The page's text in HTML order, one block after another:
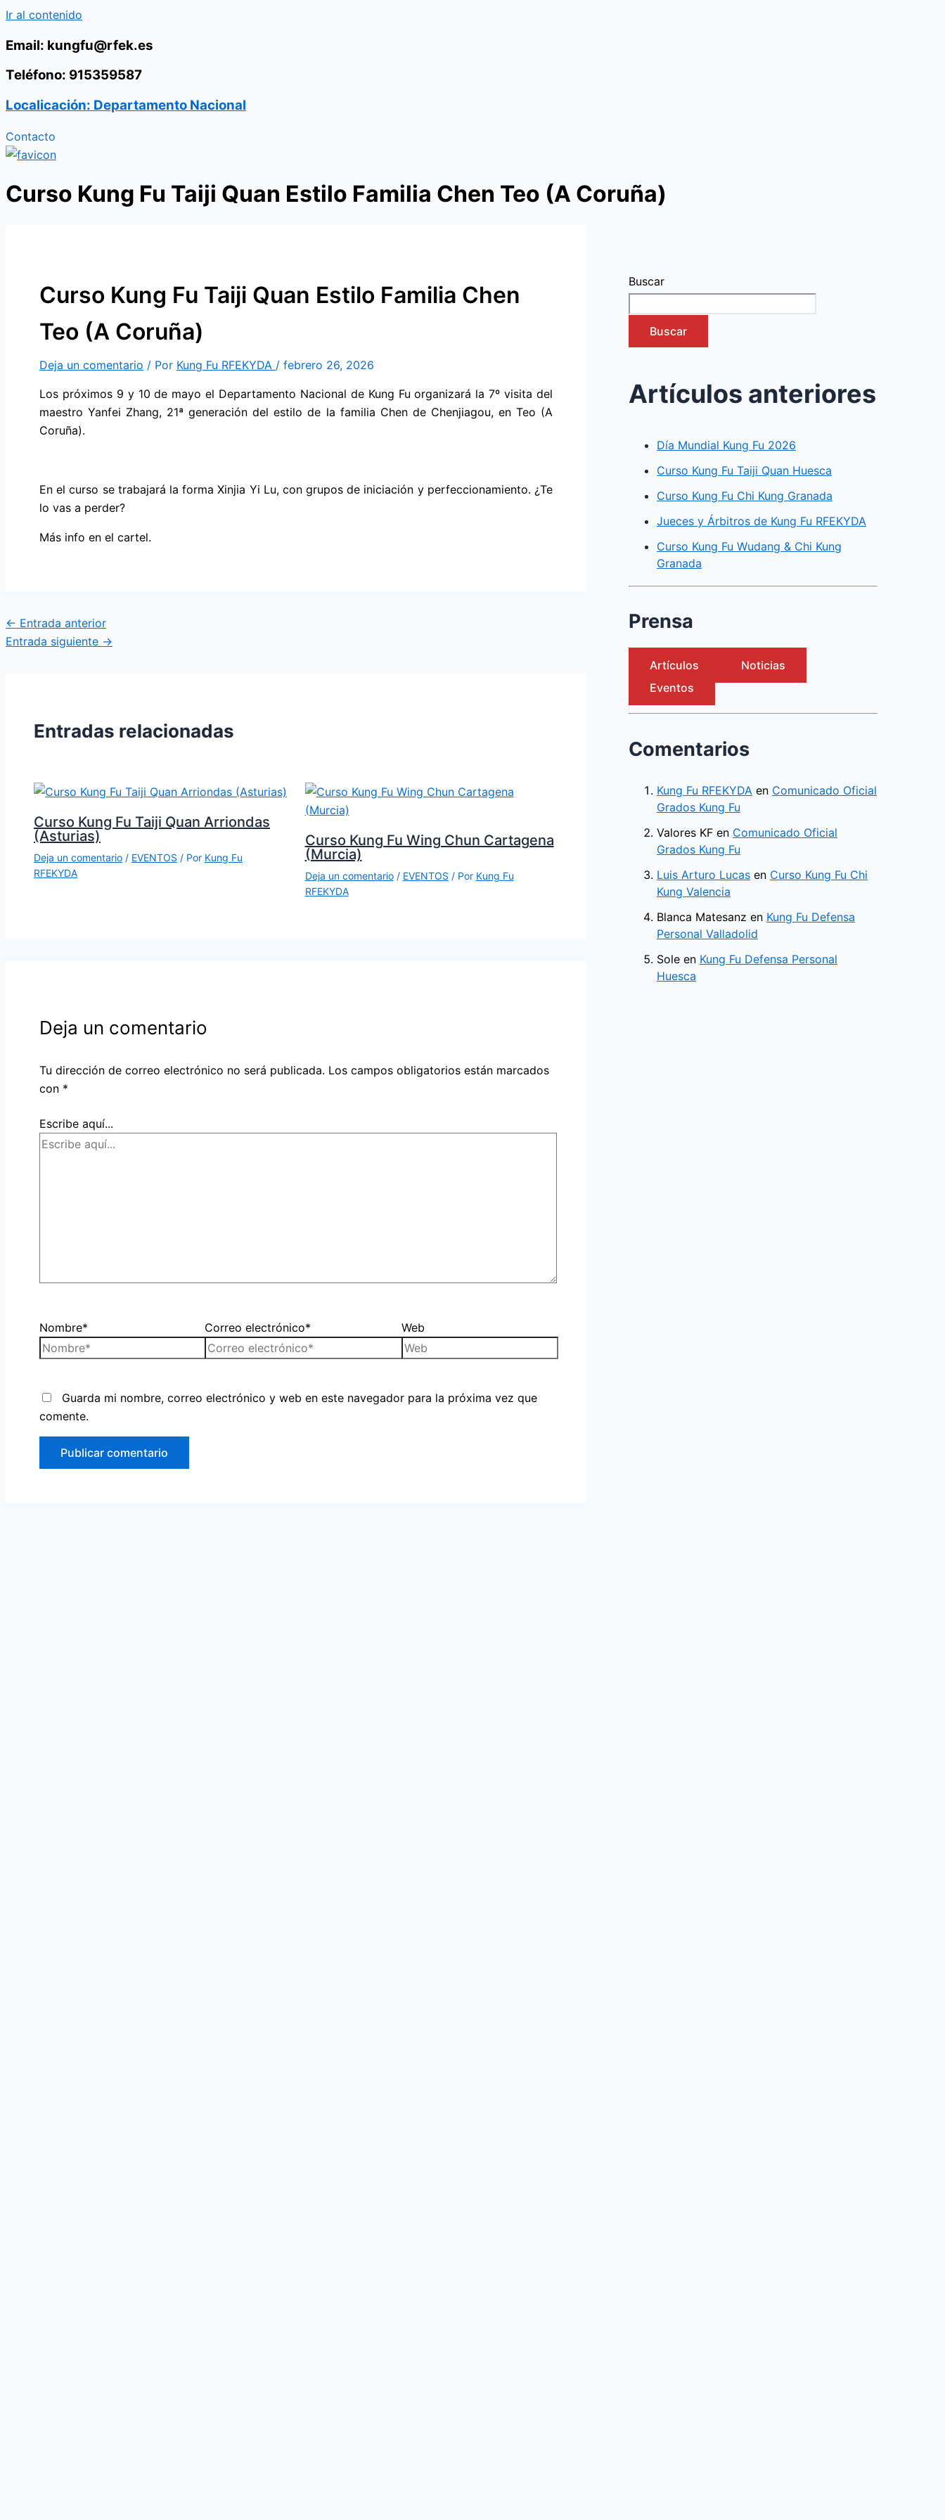
Ir al contenido
Email: kungfu@rfek.es
Teléfono: 915359587
Localicación: Departamento Nacional
Contacto
Curso Kung Fu Taiji Quan Estilo Familia Chen Teo (A Coruña)
Curso Kung Fu Taiji Quan Estilo Familia Chen
Teo (A Coruña)
Deja un comentario / Por Kung Fu RFEKYDA / febrero 26, 2026
Los próximos 9 y 10 de mayo el Departamento Nacional de Kung Fu organizará la 7º visita del
maestro Yanfei Zhang, 21ª generación del estilo de la familia Chen de Chenjiagou, en Teo (A
Coruña).
En el curso se trabajará la forma Xinjia Yi Lu, con grupos de iniciación y perfeccionamiento. ¿Te
lo vas a perder?
Más info en el cartel.
← Entrada anterior
Entrada siguiente →
Entradas relacionadas
Curso Kung Fu Taiji Quan Arriondas
(Asturias)
Deja un comentario / EVENTOS / Por Kung Fu
RFEKYDA
Curso Kung Fu Wing Chun Cartagena
(Murcia)
Deja un comentario / EVENTOS / Por Kung Fu
RFEKYDA
Deja un comentario
Tu dirección de correo electrónico no será publicada. Los campos obligatorios están marcados
con *
Escribe aquí...
Nombre* Correo electrónico* Web
Guarda mi nombre, correo electrónico y web en este navegador para la próxima vez que
comente.
Buscar
Buscar
Artículos anteriores
Día Mundial Kung Fu 2026
Curso Kung Fu Taiji Quan Huesca
Curso Kung Fu Chi Kung Granada
Jueces y Árbitros de Kung Fu RFEKYDA
Curso Kung Fu Wudang & Chi Kung
Granada
Prensa
Artículos
Noticias
Eventos
Comentarios
Kung Fu RFEKYDA en Comunicado Oficial
Grados Kung Fu
Valores KF en Comunicado Oficial
Grados Kung Fu
Luis Arturo Lucas en Curso Kung Fu Chi
Kung Valencia
Blanca Matesanz en Kung Fu Defensa
Personal Valladolid
Sole en Kung Fu Defensa Personal
Huesca